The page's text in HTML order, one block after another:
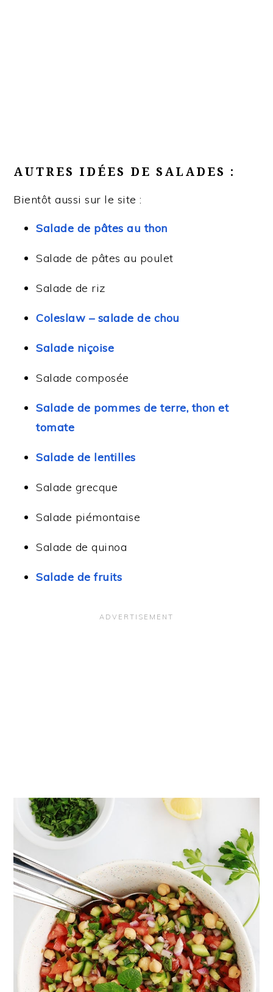
AUTRES IDÉES DE SALADES :
Bientôt aussi sur le site :
Salade de pâtes au thon
Salade de pâtes au poulet
Salade de riz
Coleslaw – salade de chou
Salade niçoise
Salade composée
Salade de pommes de terre, thon et
tomate
Salade de lentilles
Salade grecque
Salade piémontaise
Salade de quinoa
Salade de fruits